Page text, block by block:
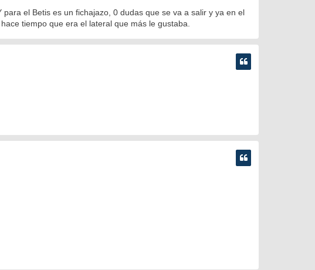
el Betis es un fichajazo, 0 dudas que se va a salir y ya en el
tiempo que era el lateral que más le gustaba.